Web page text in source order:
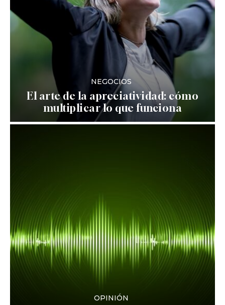
NEGOCIOS
El arte de la apreciatividad: cómo
multiplicar lo que funciona
OPINIÓN